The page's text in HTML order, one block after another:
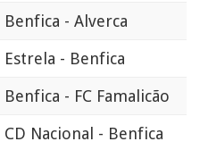
Benfica - Alverca
Estrela - Benfica
Benfica - FC Famalicão
CD Nacional - Benfica